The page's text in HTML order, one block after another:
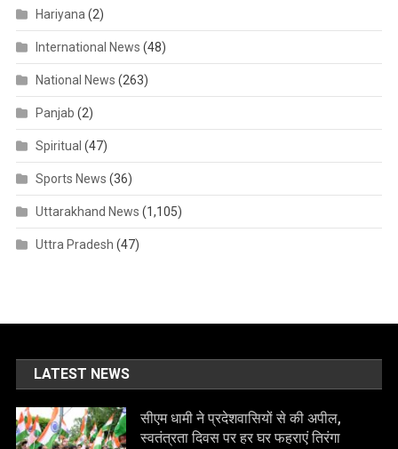
Hariyana (2)
International News (48)
National News (263)
Panjab (2)
Spiritual (47)
Sports News (36)
Uttarakhand News (1,105)
Uttra Pradesh (47)
LATEST NEWS
सीएम धामी ने प्रदेशवासियों से की अपील,
स्वतंत्रता दिवस पर हर घर फहराएं तिरंगा